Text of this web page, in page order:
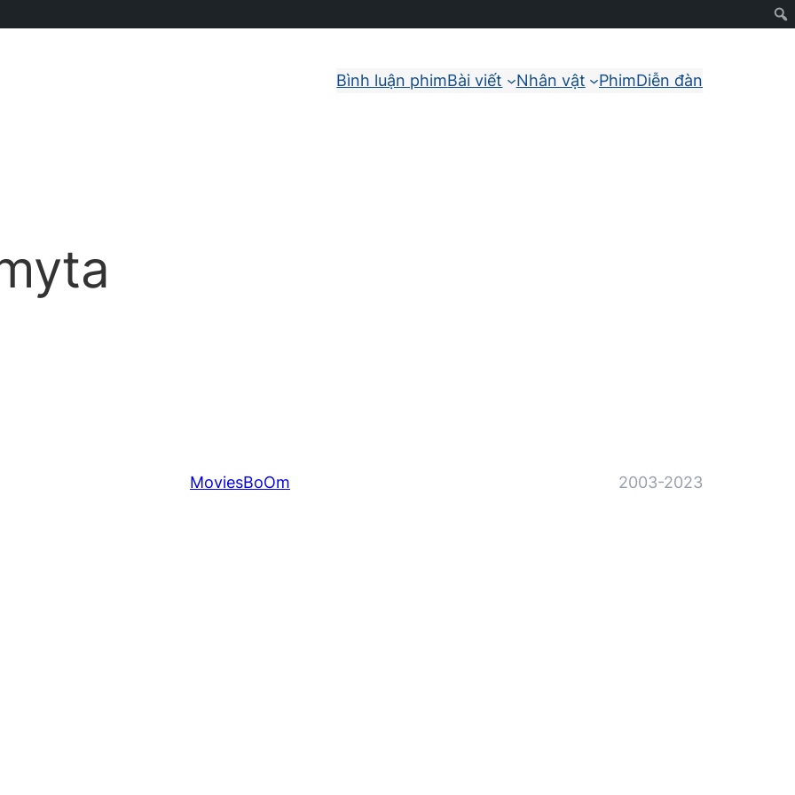
Bình luận phimBài viết Nhân vật PhimDiễn đàn
MoviesBoOm 2003-2023